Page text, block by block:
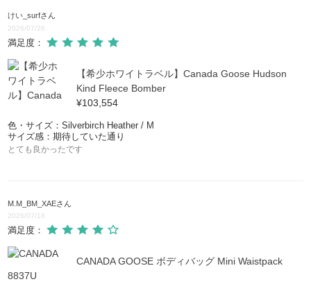
VERNON PARKA
APPROACH JACKET
プリチャード
SHELBURNE
けい_surfさん
2026/07/26
満足度：
【希少ホワイトラベル】Canada Goose Hudson
Kind Fleece Bomber
¥103,554
色・サイズ：Silverbirch Heather / M
サイズ感：期待していた通り
とても良かったです
M.M_BM_XAEさん
2026/07/16
満足度：
CANADA GOOSE ボディバッグ Mini Waistpack
8837U